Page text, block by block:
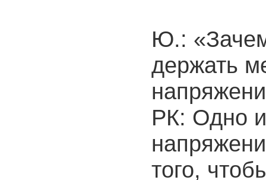
Ю.:
держать
РК: Одно
того,